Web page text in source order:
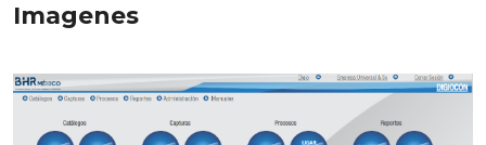
Imagenes